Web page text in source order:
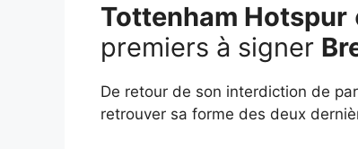
Tottenham Hotspur
premiers à signer
De retour de son interdiction de
retrouver sa forme des deux